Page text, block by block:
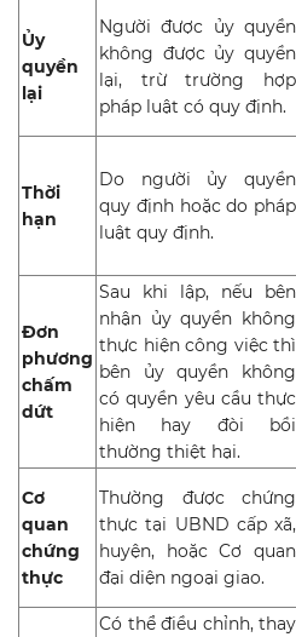
Ủy
quyền
lại
Người được ủy quyền
không được ủy quyền
lại, trừ trường hợp
pháp luật có quy định.
Thời
hạn
Do người ủy quyền
quy định hoặc do pháp
luật quy định.
Đơn
phương
chấm
dứt
Sau khi lập, nếu bên
nhận ủy quyền không
thực hiện công việc thì
bên ủy quyền không
có quyền yêu cầu thực
hiện hay đòi bồi
thường thiệt hại.
Cơ
quan
chứng
thực
Thường được chứng
thực tại UBND cấp xã,
huyện, hoặc Cơ quan
đại diện ngoại giao.
Có thể điều chỉnh, thay